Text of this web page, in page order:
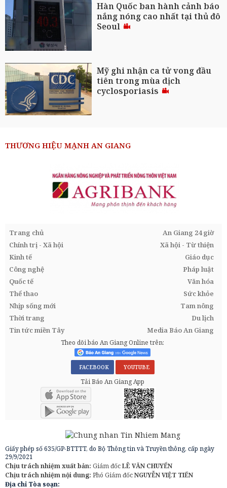
Hàn Quốc ban hành cảnh báo
nắng nóng cao nhất tại thủ đô
Seoul
Mỹ ghi nhận ca tử vong đầu
tiên trong mùa dịch
cyclosporiasis
THƯƠNG HIỆU MẠNH AN GIANG
Trang chủ
An Giang 24 giờ
Chính trị - Xã hội
Xã hội - Từ thiện
Kinh tế
Giáo dục
Công nghệ
Pháp luật
Quốc tế
Văn hóa
Thể thao
Sức khỏe
Nhịp sống mới
Tam nông
Thời trang
Du lịch
Tin tức miền Tây
Media Báo An Giang
Theo dõi báo An Giang Online trên:
FACEBOOK YOUTUBE
Tải Báo An Giang App
Giấy phép số 635/GP-BTTTT, do Bộ Thông tin và Truyền thông, cấp ngày
29/9/2021
Chịu trách nhiệm xuất bản: Giám đốcLÊ VĂN CHUYỂN
Chịu trách nhiệm nội dung: Phó Giám đốcNGUYỄN VIỆT TIẾN
Địa chỉ Tòa soạn: